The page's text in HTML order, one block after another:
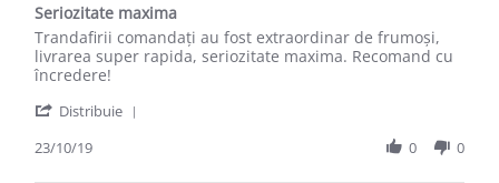
Seriozitate maxima
Review by Alexandru D. on 23 Oct 2019
review stating Seriozitate maxima
Trandafirii comandați au fost extraordinar de frumoși,
livrarea super rapida, seriozitate maxima. Recomand cu
încredere!
Distribuie
23/10/19 0 0